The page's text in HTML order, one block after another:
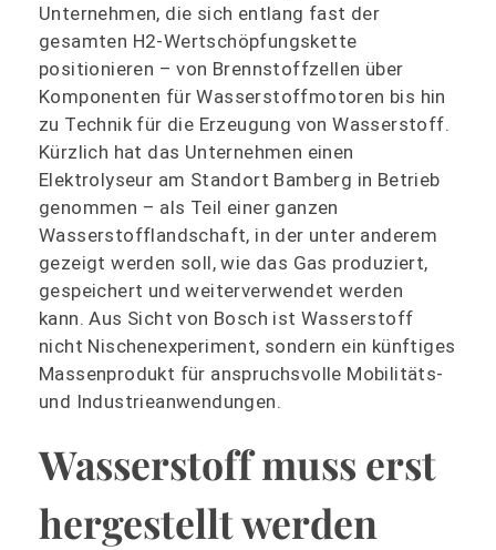
Unternehmen, die sich entlang fast der
gesamten H2-Wertschöpfungskette
positionieren – von Brennstoffzellen über
Komponenten für Wasserstoffmotoren bis hin
zu Technik für die Erzeugung von Wasserstoff.
Kürzlich hat das Unternehmen einen
Elektrolyseur am Standort Bamberg in Betrieb
genommen – als Teil einer ganzen
Wasserstofflandschaft, in der unter anderem
gezeigt werden soll, wie das Gas produziert,
gespeichert und weiterverwendet werden
kann. Aus Sicht von Bosch ist Wasserstoff
nicht Nischenexperiment, sondern ein künftiges
Massenprodukt für anspruchsvolle Mobilitäts-
und Industrieanwendungen.
Wasserstoff muss erst
hergestellt werden